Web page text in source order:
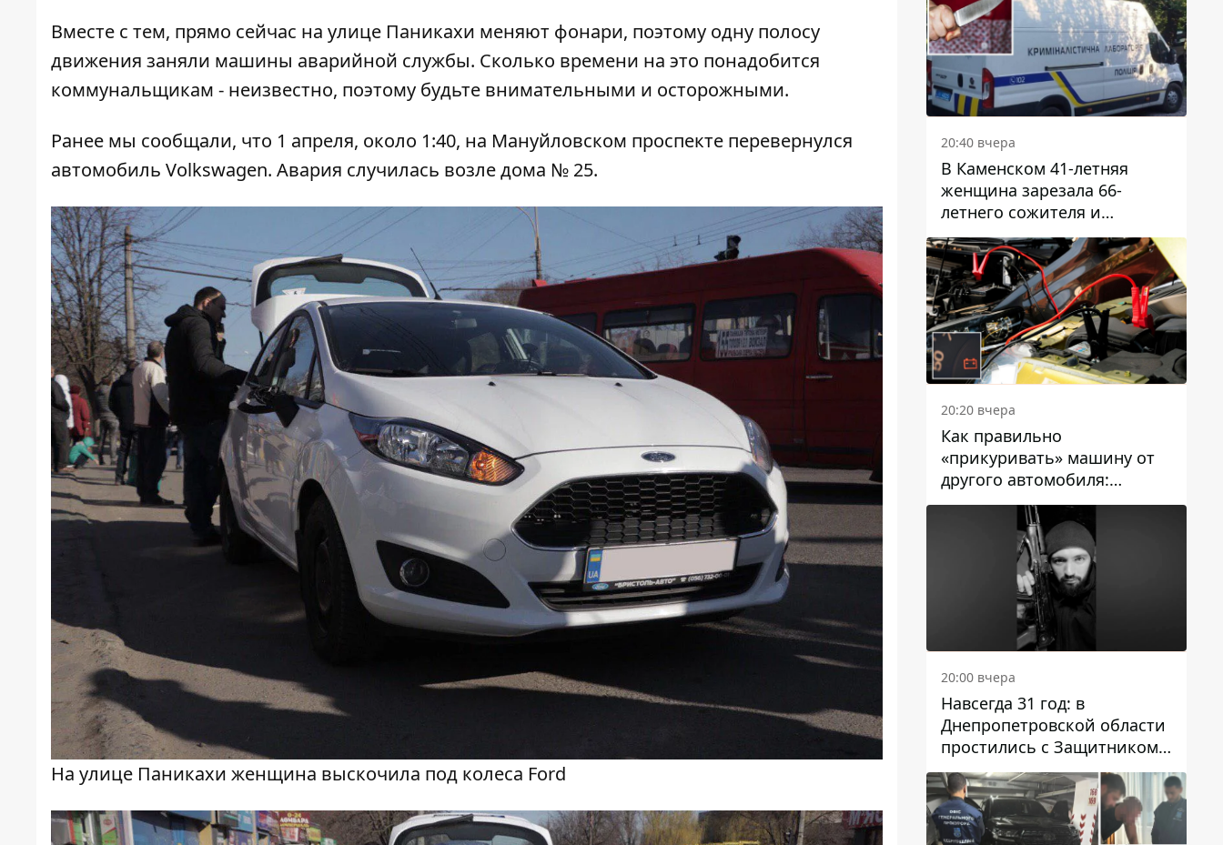
Вместе с тем, прямо сейчас на улице Паникахи меняют фонари, поэтому одну полосу
движения заняли машины аварийной службы. Сколько времени на это понадобится
коммунальщикам - неизвестно, поэтому будьте внимательными и осторожными.
Ранее мы сообщали, что 1 апреля, около 1:40, на Мануйловском проспекте перевернулся
автомобиль Volkswagen. Авария случилась возле дома № 25.
На улице Паникахи женщина выскочила под колеса Ford
20:40 вчера
В Каменском 41-летняя
женщина зарезала 66-
летнего сожителя и
пыталась обмануть
полицейских
20:20 вчера
Как правильно
«прикуривать» машину от
другого автомобиля:
инструкция для водителей
20:00 вчера
Навсегда 31 год: в
Днепропетровской области
простились с Защитником
Александром Репиным